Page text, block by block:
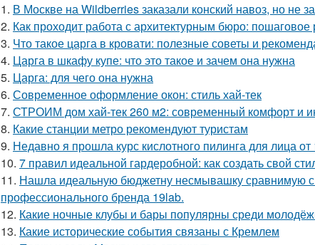
1. В Москве на Wildberries заказали конский навоз, но не
2. Как проходит работа с архитектурным бюро: пошаговое
3. Что такое царга в кровати: полезные советы и
4. Царга в шкафу купе: что это такое и зачем она нужна
5. Царга: для чего она нужна
6. Современное оформление окон: стиль хай-тек
7. СТРОИМ дом хай-тек 260 м2: современный комфорт и
8. Какие станции метро рекомендуют туристам
9. Недавно я прошла курс кислотного пилинга для лица
10. 7 правил идеальной гардеробной: как создать свой
11. Нашла идеальную бюджетну несмывашку сравнимую
профессионального бренда 19lab.
12. Какие ночные клубы и бары популярны среди
13. Какие исторические события связаны с Кремлем